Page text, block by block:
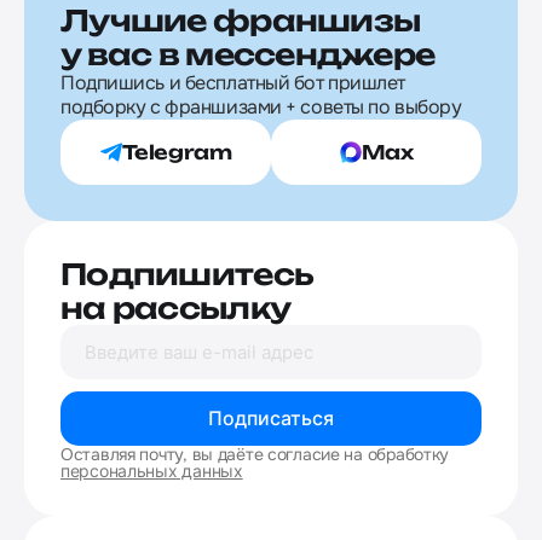
Лучшие франшизы
у вас в мессенджере
Подпишись и бесплатный бот пришлет
подборку с франшизами + советы по выбору
Telegram Max
Подпишитесь
на рассылку
Подписаться
Оставляя почту, вы даёте согласие на обработку
персональных данных